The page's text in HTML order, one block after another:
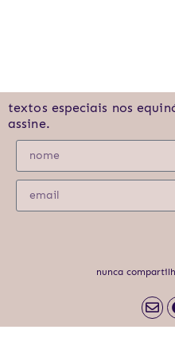
textos especiais nos
assine.
nunca